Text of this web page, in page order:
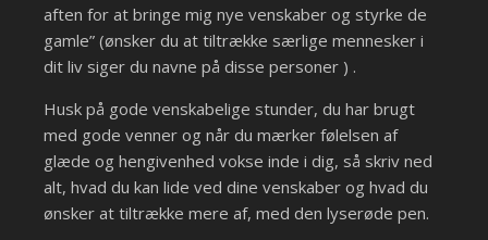
aften for at bringe mig nye venskaber og styrke de
gamle” (ønsker du at tiltrække særlige mennesker i
dit liv siger du navne på disse personer ) .
Husk på gode venskabelige stunder, du har brugt
med gode venner og når du mærker følelsen af
glæde og hengivenhed vokse inde i dig, så skriv ned
alt, hvad du kan lide ved dine venskaber og hvad du
ønsker at tiltrække mere af, med den lyserøde pen.